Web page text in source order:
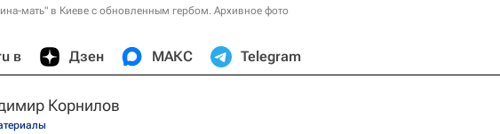
мать" в Киеве с обновленным гербом. Архивное фото
в Дзен МАКС Telegram
Корнилов